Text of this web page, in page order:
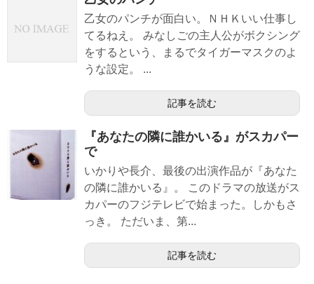
乙女のパンチが面白い。ＮＨＫいい仕事し
てるねえ。 みなしごの主人公がボクシング
をするという、まるでタイガーマスクのよ
うな設定。 ...
記事を読む
『あなたの隣に誰かいる』がスカパー
で
いかりや長介、最後の出演作品が『あなた
の隣に誰かいる』。 このドラマの放送がス
カパーのフジテレビで始まった。しかもさ
っき。 ただいま、第...
記事を読む